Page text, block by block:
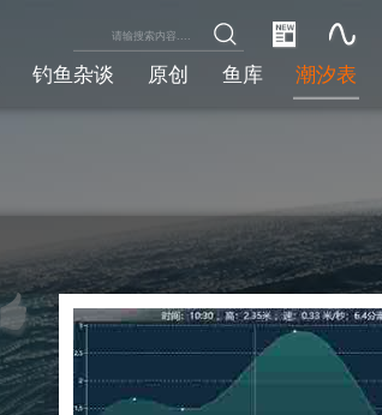
钓鱼杂谈 原创 鱼库 潮汐表